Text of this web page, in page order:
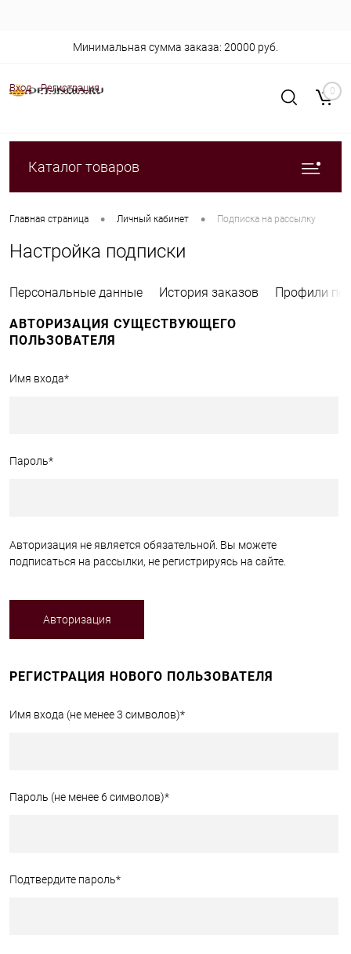
Вход Регистрация
Минимальная сумма заказа: 20000 руб.
0
Каталог товаров
Главная страница • Личный кабинет • Подписка на рассылку
Настройка подписки
Персональные данные История заказов Профили
АВТОРИЗАЦИЯ СУЩЕСТВУЮЩЕГО
ПОЛЬЗОВАТЕЛЯ
Имя входа*
Пароль*
Авторизация не является обязательной. Вы можете
подписаться на рассылки, не регистрируясь на сайте.
РЕГИСТРАЦИЯ НОВОГО ПОЛЬЗОВАТЕЛЯ
Имя входа (не менее 3 символов)*
Пароль (не менее 6 символов)*
Подтвердите пароль*